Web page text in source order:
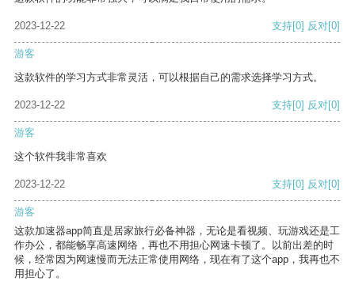
2023-12-22 支持[0] 反对[0]
游客
这款软件的学习方式非常灵活，可以根据自己的需求选择学习方式。
2023-12-22 支持[0] 反对[0]
游客
这个软件我非常喜欢
2023-12-22 支持[0] 反对[0]
游客
这款加速器app简直是居家旅行必备神器，无论是看视频、玩游戏还是工
作办公，都能畅享高速网络，再也不用担心网速卡顿了。以前出差的时
候，经常因为网速慢而无法正常使用网络，现在有了这个app，我再也不
用担心了。